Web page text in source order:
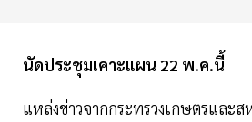
นัดประชุมเคาะแผน 22 พ.ค.นี้
แหล่งข่าวจากกระทรวงเกษตรและ